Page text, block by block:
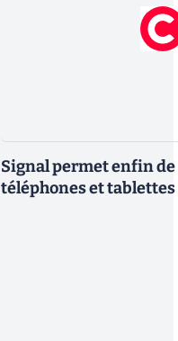
Signal permet enfin
téléphones et tablettes